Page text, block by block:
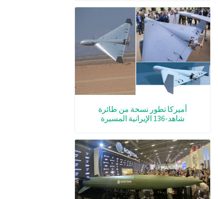
أميركا تطور نسخة من طائرة
شاهد-136 الإيرانية المسيرة